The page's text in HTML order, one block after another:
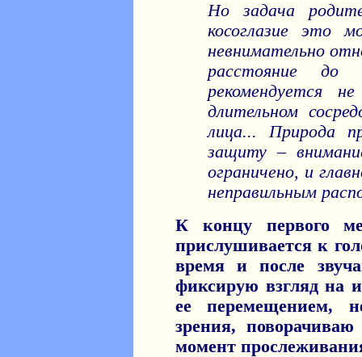
Но задача
косоглазие это
невнимательно
расстояние до
рекомендуется
длительном
лица... Природа
защиту –
ограничено, и
неправильным
К концу первого
прислушивается к
время и после
фиксирую взгляд на
ее перемещением,
зрения,
момент